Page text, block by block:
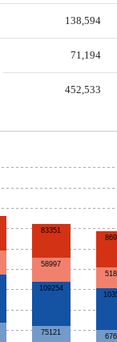
138,594
71,194
452,533
75121
109254
58997
83351